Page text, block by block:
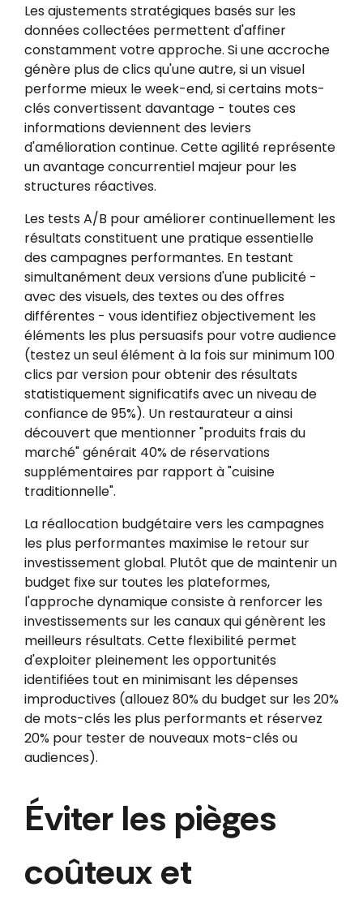
Les ajustements stratégiques basés sur les
données collectées permettent d'affiner
constamment votre approche. Si une accroche
génère plus de clics qu'une autre, si un visuel
performe mieux le week-end, si certains mots-
clés convertissent davantage - toutes ces
informations deviennent des leviers
d'amélioration continue. Cette agilité représente
un avantage concurrentiel majeur pour les
structures réactives.
Les tests A/B pour améliorer continuellement les
résultats constituent une pratique essentielle
des campagnes performantes. En testant
simultanément deux versions d'une publicité -
avec des visuels, des textes ou des offres
différentes - vous identifiez objectivement les
éléments les plus persuasifs pour votre audience
(testez un seul élément à la fois sur minimum 100
clics par version pour obtenir des résultats
statistiquement significatifs avec un niveau de
confiance de 95%). Un restaurateur a ainsi
découvert que mentionner "produits frais du
marché" générait 40% de réservations
supplémentaires par rapport à "cuisine
traditionnelle".
La réallocation budgétaire vers les campagnes
les plus performantes maximise le retour sur
investissement global. Plutôt que de maintenir un
budget fixe sur toutes les plateformes,
l'approche dynamique consiste à renforcer les
investissements sur les canaux qui génèrent les
meilleurs résultats. Cette flexibilité permet
d'exploiter pleinement les opportunités
identifiées tout en minimisant les dépenses
improductives (allouez 80% du budget sur les 20%
de mots-clés les plus performants et réservez
20% pour tester de nouveaux mots-clés ou
audiences).
Éviter les pièges
coûteux et